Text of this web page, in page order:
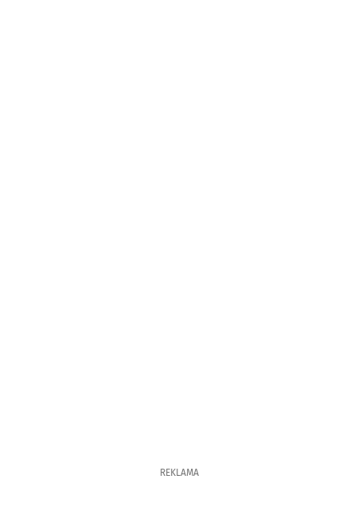
REKLAMA